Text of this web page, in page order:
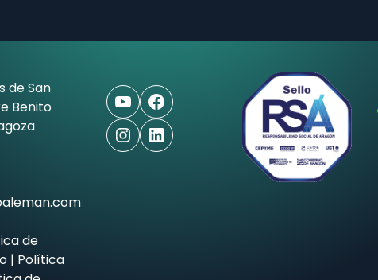
de San
Benito
de
| Política
YouTubeFacebook
Instagram
LinkedIn